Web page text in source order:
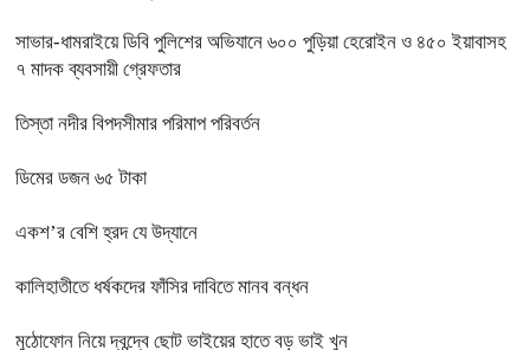
সাভার-ধামরাইয়ে ডিবি পুলিশের অভিযানে ৬০০ পুড়িয়া হেরোইন ও ৪৫০ ইয়াবাসহ
৭ মাদক ব্যবসায়ী গ্রেফতার
তিস্তা নদীর বিপদসীমার পরিমাপ পরিবর্তন
ডিমের ডজন ৬৫ টাকা
একশ’র বেশি হ্রদ যে উদ্যানে
কালিহাতীতে ধর্ষকদের ফাঁসির দাবিতে মানব বন্ধন
মুঠোফোন নিয়ে দ্বন্দ্বে ছোট ভাইয়ের হাতে বড় ভাই খুন